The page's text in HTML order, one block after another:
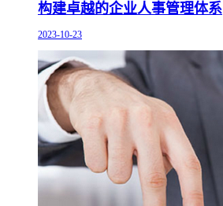
构建卓越的企业人事管理体系
2023-10-23